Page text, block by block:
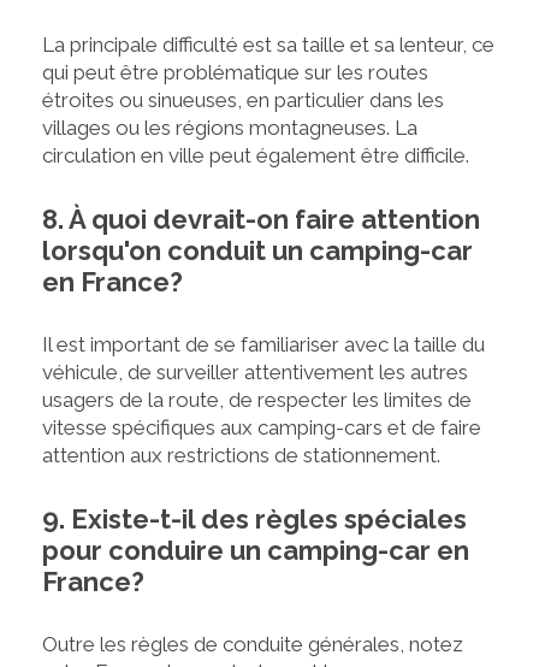
La principale difficulté est sa taille et sa lenteur, ce
qui peut être problématique sur les routes
étroites ou sinueuses, en particulier dans les
villages ou les régions montagneuses. La
circulation en ville peut également être difficile.
8. À quoi devrait-on faire attention
lorsqu'on conduit un camping-car
en France?
Il est important de se familiariser avec la taille du
véhicule, de surveiller attentivement les autres
usagers de la route, de respecter les limites de
vitesse spécifiques aux camping-cars et de faire
attention aux restrictions de stationnement.
9. Existe-t-il des règles spéciales
pour conduire un camping-car en
France?
Outre les règles de conduite générales, notez